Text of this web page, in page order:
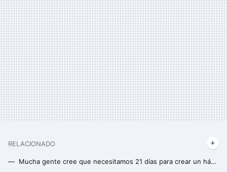
RELACIONADO
Mucha gente cree que necesitamos 21 días para crear un hábito, pero la ciencia ha desmentido ese mito y el tiempo es mucho mayor